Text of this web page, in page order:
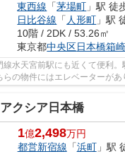
東西線 「茅場町 」駅 徒
日比谷線 「 人形町 」駅
10階 / 2DK / 53.26㎡
東京都中央区日本橋箱
線水天宮前駅にも近くて便利
らの物件にはエレベーターが
アクシア日本橋
1億2,498万円
都営新宿線 「浜町」駅